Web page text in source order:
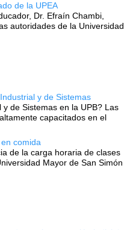
de la UPEA
Dr. Efraín Chambi,
autoridades de la Universidad
y de Sistemas
de Sistemas en la UPB? Las
capacitados en el
comida
de la carga horaria de clases
Mayor de San Simón